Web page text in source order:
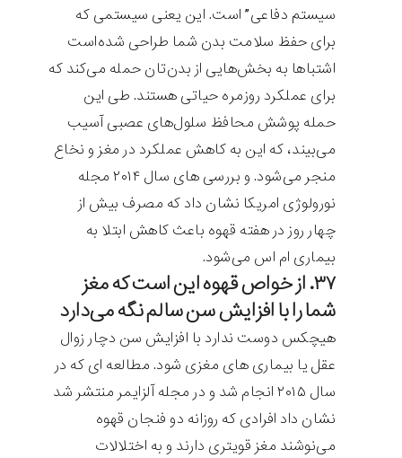
سیستم دفاعی” است. این یعنی سیستمی که
برای حفظ سلامت بدن شما طراحی شده‌است
اشتباها به بخش‌هایی از بدن‌تان حمله می‌کند که
برای عملکرد روزمره حیاتی هستند. طی این
حمله پوشش محافظ سلول‌های عصبی آسیب
می‌بیند، که این به کاهش عملکرد در مغز و نخاع
منجر می‌شود. و بررسی های سال ۲۰۱۴ مجله
نورولوژی امریکا نشان داد که مصرف بیش از
چهار روز در هفته قهوه باعث کاهش ابتلا به
بیماری ام اس می‌شود.
۳۷. از خواص قهوه این است که مغز
شما را با افزایش سن سالم نگه می‌دارد
هیچکس دوست ندارد با افزایش سن دچار زوال
عقل یا بیماری های مغزی شود. مطالعه ای که در
سال ۲۰۱۵ انجام شد و در مجله آلزایمر منتشر شد
نشان داد افرادی که روزانه دو فنجان قهوه
می‌نوشند مغز قویتری دارند و به اختلالات